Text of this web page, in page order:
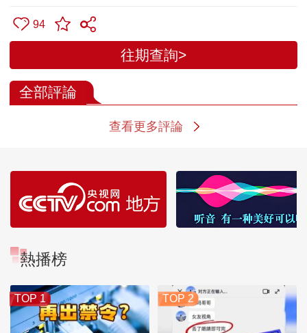
94
往期查詢>
全部評論
查看更多評論
熱播榜
TOP 1 TOP 2